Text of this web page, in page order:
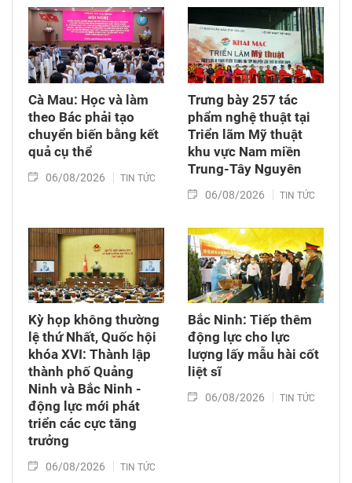
Cà Mau: Học và làm
theo Bác phải tạo
chuyển biến bằng kết
quả cụ thể
06/08/2026 TIN TỨC
Trưng bày 257 tác
phẩm nghệ thuật tại
Triển lãm Mỹ thuật
khu vực Nam miền
Trung-Tây Nguyên
06/08/2026 TIN TỨC
Kỳ họp không thường
lệ thứ Nhất, Quốc hội
khóa XVI: Thành lập
thành phố Quảng
Ninh và Bắc Ninh -
động lực mới phát
triển các cực tăng
trưởng
06/08/2026 TIN TỨC
Bắc Ninh: Tiếp thêm
động lực cho lực
lượng lấy mẫu hài cốt
liệt sĩ
06/08/2026 TIN TỨC